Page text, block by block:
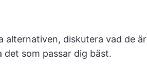
alternativen, diskutera vad de
som passar dig bäst.